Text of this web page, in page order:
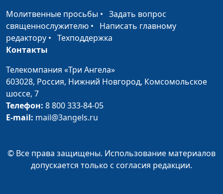
психолог; Айгуль
Иншакова, психолог, арт
- терапевт, тренер
Эмоциональное
здоровье. Почему
образ жизни важен
для эмоционального
здоровья?
Руслан Ларин, психолог,
бизнес-тренер, Иван
личностного роста
Эмоциональное
Молитвенные просьбы • Задать вопрос
священнослужителю • Написать главному
редактору • Техподдержка
Контакты
Телекомпания «Три Ангела»
603028, Россия, Нижний Новгород, Комсомольское
шоссе, 7
Телефон: 8 800 333-84-05
E-mail: mail@3angels.ru
© Все права защищены. Использование материалов
допускается только с согласия редакции.